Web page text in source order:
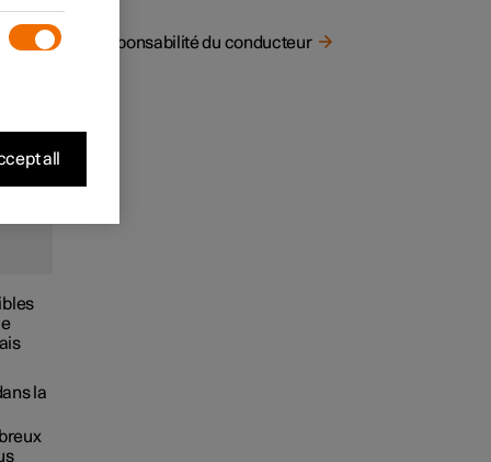
la
Responsabilité du conducteur
all